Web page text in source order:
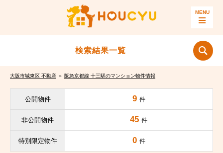
検索結果一覧
大阪市城東区 不動産 ＞ 阪急京都線 十三駅のマンション物件情報
公開物件 9 件
非公開物件 45 件
特別限定物件 0 件